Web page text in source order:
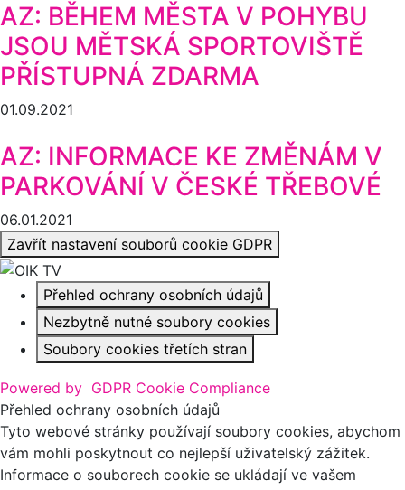
AZ: BĚHEM MĚSTA V POHYBU
JSOU MĚTSKÁ SPORTOVIŠTĚ
PŘÍSTUPNÁ ZDARMA
01.09.2021
AZ: INFORMACE KE ZMĚNÁM V
PARKOVÁNÍ V ČESKÉ TŘEBOVÉ
06.01.2021
Zavřít nastavení souborů cookie GDPR
Přehled ochrany osobních údajů
Nezbytně nutné soubory cookies
Soubory cookies třetích stran
Powered by GDPR Cookie Compliance
Přehled ochrany osobních údajů
Tyto webové stránky používají soubory cookies, abychom
vám mohli poskytnout co nejlepší uživatelský zážitek.
Informace o souborech cookie se ukládají ve vašem